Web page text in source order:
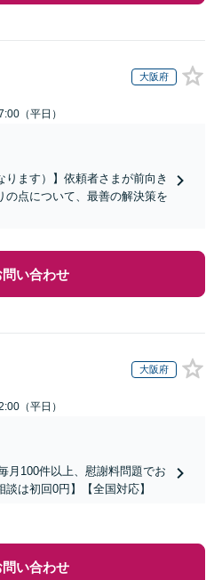
大阪府
（平日）
ります）】依頼者さまが前向き
点について、最善の解決策を
問い合わせ
大阪府
（平日）
月100件以上、慰謝料問題でお
は初回0円】【全国対応】
問い合わせ